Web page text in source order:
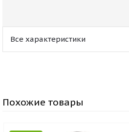
Все характеристики
Похожие товары